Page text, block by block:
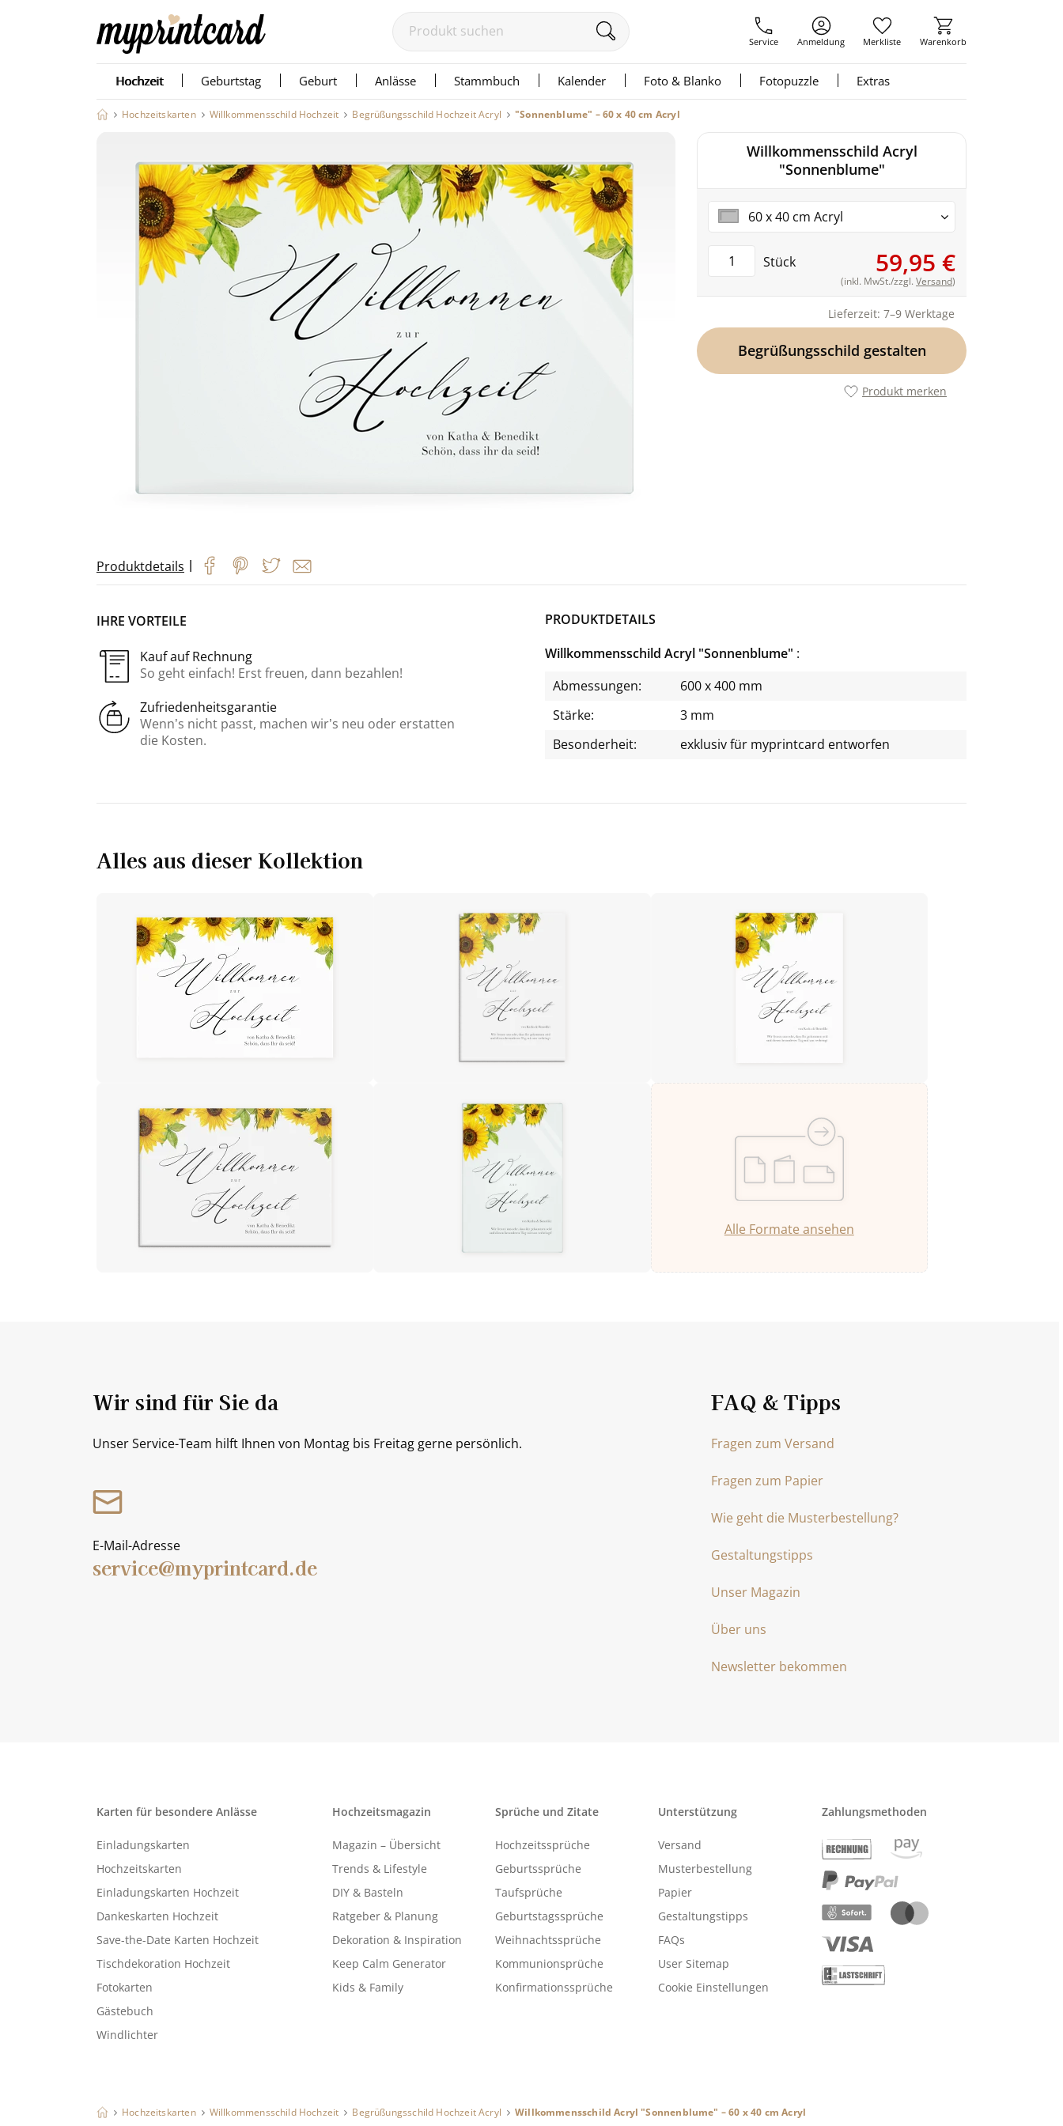
Service Anmeldung Merkliste Warenkorb
Hochzeit Geburtstag Geburt Anlässe Stammbuch Kalender Foto & Blanko Fotopuzzle Extras
Hochzeitskarten Willkommensschild Hochzeit Begrüßungsschild Hochzeit Acryl "Sonnenblume" – 60 x 40 cm Acryl
Willkommensschild Acryl
"Sonnenblume"
60 x 40 cm Acryl
Stück 59,95 €
(inkl. MwSt./zzgl. Versand)
Lieferzeit: 7–9 Werktage
Begrüßungsschild gestalten
Produkt merken
Produktdetails |
IHRE VORTEILE
Kauf auf Rechnung
So geht einfach! Erst freuen, dann bezahlen!
Zufriedenheitsgarantie
Wenn’s nicht passt, machen wir’s neu oder erstatten
die Kosten.
PRODUKTDETAILS
Willkommensschild Acryl "Sonnenblume"
Abmessungen:
600 x 400 mm
Stärke:
3 mm
Besonderheit:
exklusiv für myprintcard entworfen
Alles aus dieser Kollektion
Alle Formate ansehen
FAQ & Tipps
Fragen zum Versand
Fragen zum Papier
Wie geht die Musterbestellung?
Gestaltungstipps
Unser Magazin
Über uns
Newsletter bekommen
Wir sind für Sie da
Unser Service-Team hilft Ihnen von Montag bis Freitag gerne persönlich.
E-Mail-Adresse
service@myprintcard.de
Karten für besondere Anlässe
Einladungskarten
Hochzeitskarten
Einladungskarten Hochzeit
Dankeskarten Hochzeit
Save-the-Date Karten Hochzeit
Tischdekoration Hochzeit
Fotokarten
Gästebuch
Windlichter
Hochzeitsmagazin
Magazin – Übersicht
Trends & Lifestyle
DIY & Basteln
Ratgeber & Planung
Dekoration & Inspiration
Keep Calm Generator
Kids & Family
Sprüche und Zitate
Hochzeitssprüche
Geburtssprüche
Taufsprüche
Geburtstagssprüche
Weihnachtssprüche
Kommunionsprüche
Konfirmationssprüche
Unterstützung
Versand
Musterbestellung
Papier
Gestaltungstipps
FAQs
User Sitemap
Cookie Einstellungen
Zahlungsmethoden
Hochzeitskarten Willkommensschild Hochzeit Begrüßungsschild Hochzeit Acryl Willkommensschild Acryl "Sonnenblume" – 60 x 40 cm Acryl